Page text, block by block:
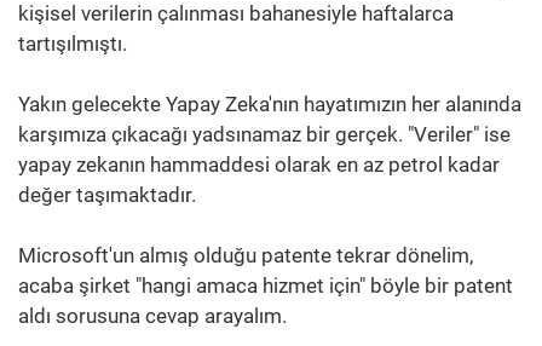
kişisel verilerin çalınması bahanesiyle haftalarca
tartışılmıştı.
Yakın gelecekte Yapay Zeka'nın hayatımızın her alanında
karşımıza çıkacağı yadsınamaz bir gerçek. "Veriler" ise
yapay zekanın hammaddesi olarak en az petrol kadar
değer taşımaktadır.
Microsoft'un almış olduğu patente tekrar dönelim,
acaba şirket "hangi amaca hizmet için" böyle bir patent
aldı sorusuna cevap arayalım.